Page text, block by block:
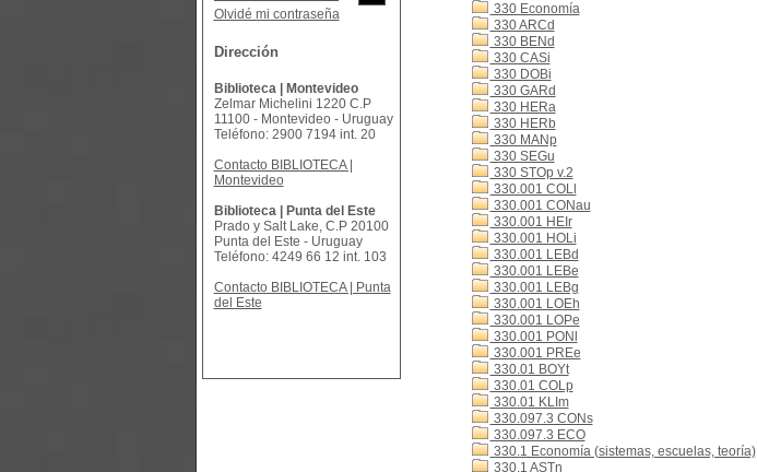
330 Economía
330 ARCd
330 BENd
330 CASi
330 DOBi
330 GARd
330 HERa
330 HERb
330 MANp
330 SEGu
330 STOp v.2
330.001 COLl
330.001 CONau
330.001 HEIr
330.001 HOLi
330.001 LEBd
330.001 LEBe
330.001 LEBg
330.001 LOEh
330.001 LOPe
330.001 PONl
330.001 PREe
330.01 BOYt
330.01 COLp
330.01 KLIm
330.097.3 CONs
330.097.3 ECO
330.1 Economía (sistemas, escuelas, teoría)
330.1 ASTn
Olvidé mi contraseña
Dirección
Biblioteca | Montevideo
Zelmar Michelini 1220 C.P
11100 - Montevideo - Uruguay
Teléfono: 2900 7194 int. 20
Contacto BIBLIOTECA |
Montevideo
Biblioteca | Punta del Este
Prado y Salt Lake, C.P 20100
Punta del Este - Uruguay
Teléfono: 4249 66 12 int. 103
Contacto BIBLIOTECA | Punta
del Este